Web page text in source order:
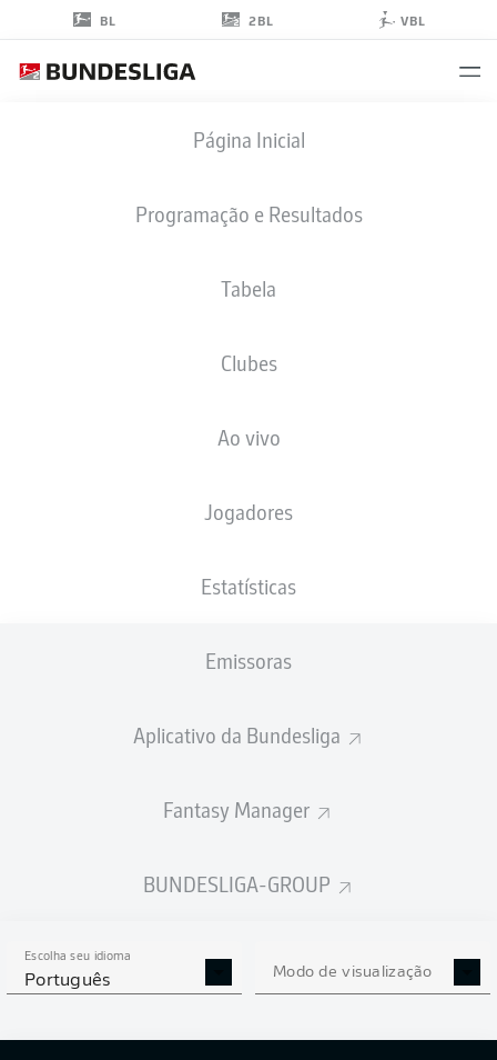
BL 2BL VBL
Página Inicial
Programação e Resultados
Tabela
Clubes
Ao vivo
Jogadores
Estatísticas
Emissoras
Aplicativo da Bundesliga
Fantasy Manager
BUNDESLIGA-GROUP
Escolha seu idioma
Português Modo de visualização
ESTATÍSTICAS DA
TEMPORADA 2025/2026
GOLS CONTRA